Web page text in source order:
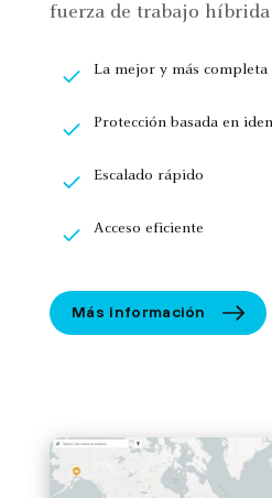
fuerza de trabajo híbrida
La mejor y más completa
Protección basada en
Escalado rápido
Acceso eficiente
Más información